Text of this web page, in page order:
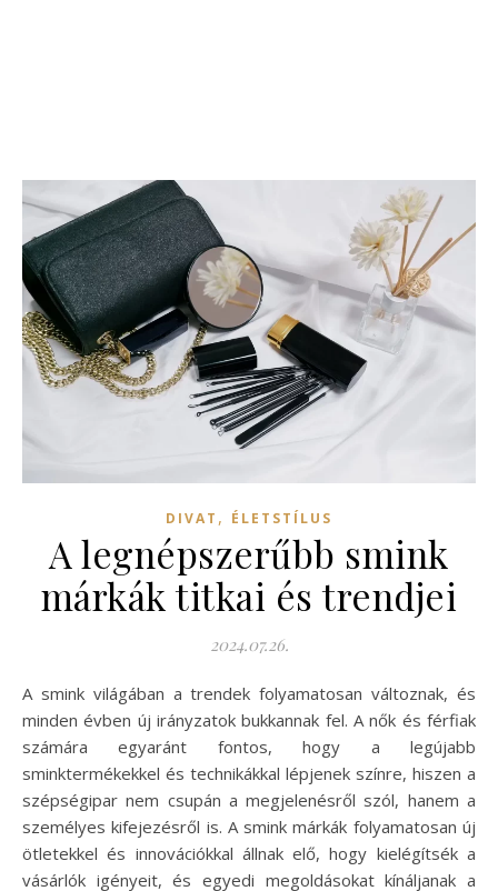
DIVAT , ÉLETSTÍLUS
A legnépszerűbb smink
márkák titkai és trendjei
2024.07.26.
A smink világában a trendek folyamatosan változnak, és
minden évben új irányzatok bukkannak fel. A nők és férfiak
számára egyaránt fontos, hogy a legújabb
sminktermékekkel és technikákkal lépjenek színre, hiszen a
szépségipar nem csupán a megjelenésről szól, hanem a
személyes kifejezésről is. A smink márkák folyamatosan új
ötletekkel és innovációkkal állnak elő, hogy kielégítsék a
vásárlók igényeit, és egyedi megoldásokat kínáljanak a